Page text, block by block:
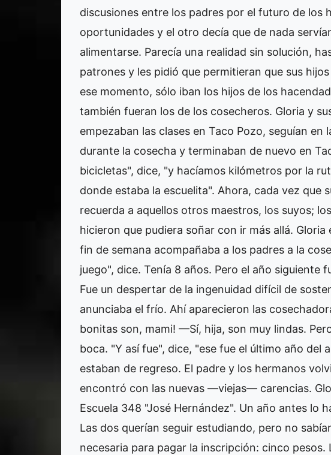
discusiones entre los padres por el futuro de los
oportunidades y el otro decía que de nada
alimentarse. Parecía una realidad sin solución,
patrones y les pidió que permitieran que sus
ese momento, sólo iban los hijos de los
también fueran los de los cosecheros. Gloria y
empezaban las clases en Taco Pozo, seguían en
durante la cosecha y terminaban de nuevo en
bicicletas", dice, "y hacíamos kilómetros por la
donde estaba la escuelita". Ahora, cada vez que
recuerda a aquellos otros maestros, los suyos;
hicieron que pudiera soñar con ir más allá. Gloria
fin de semana acompañaba a los padres a la
juego", dice. Tenía 8 años. Pero el año siguiente
Fue un despertar de la ingenuidad difícil de
anunciaba el frío. Ahí aparecieron las
bonitas son, mami! —Sí, hija, son muy lindas.
boca. "Y así fue", dice, "ese fue el último año del
estaban de regreso. El padre y los hermanos
encontró con las nuevas —viejas— carencias.
Escuela 348 "José Hernández". Un año antes lo
Las dos querían seguir estudiando, pero no
necesaria para pagar la inscripción: cinco